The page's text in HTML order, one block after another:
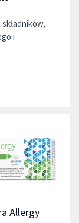
i
Allergy